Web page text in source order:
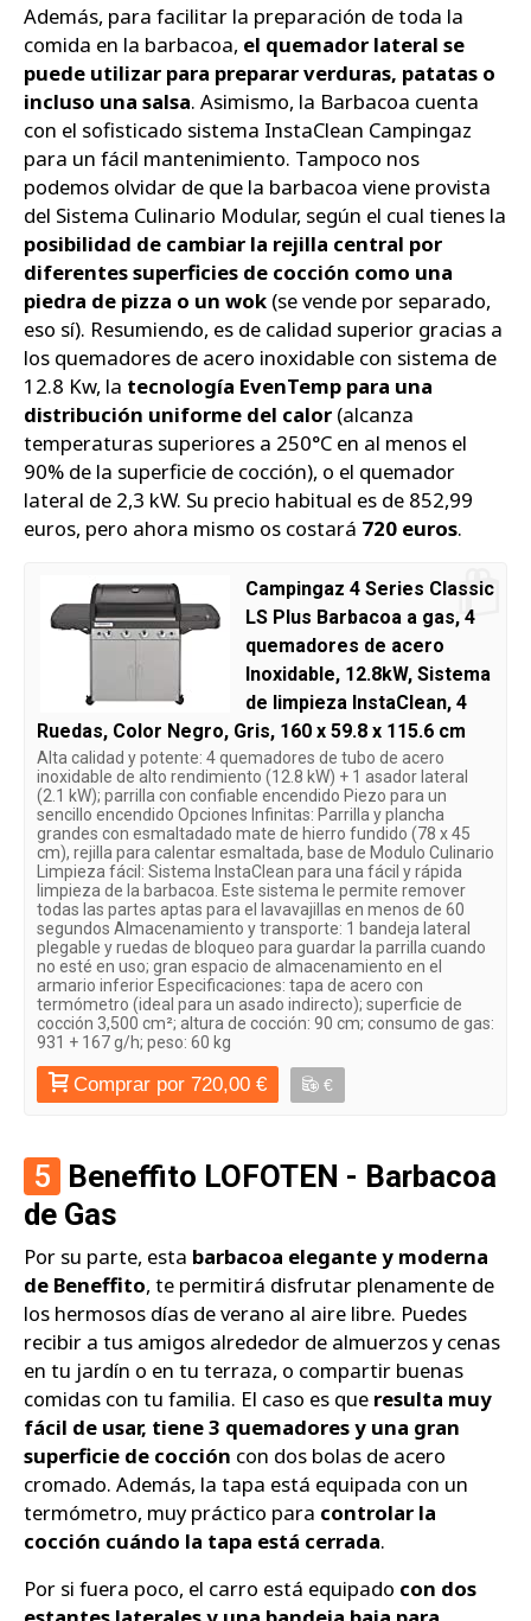
Además, para facilitar la preparación de toda la
comida en la barbacoa, el quemador lateral se
puede utilizar para preparar verduras, patatas o
incluso una salsa. Asimismo, la Barbacoa cuenta
con el sofisticado sistema InstaClean Campingaz
para un fácil mantenimiento. Tampoco nos
podemos olvidar de que la barbacoa viene provista
del Sistema Culinario Modular, según el cual tienes la
posibilidad de cambiar la rejilla central por
diferentes superficies de cocción como una
piedra de pizza o un wok (se vende por separado,
eso sí). Resumiendo, es de calidad superior gracias a
los quemadores de acero inoxidable con sistema de
12.8 Kw, la tecnología EvenTemp para una
distribución uniforme del calor (alcanza
temperaturas superiores a 250°C en al menos el
90% de la superficie de cocción), o el quemador
lateral de 2,3 kW. Su precio habitual es de 852,99
euros, pero ahora mismo os costará 720 euros.
Campingaz 4 Series Classic
LS Plus Barbacoa a gas, 4
quemadores de acero
Inoxidable, 12.8kW, Sistema
de limpieza InstaClean, 4
Ruedas, Color Negro, Gris, 160 x 59.8 x 115.6 cm
Alta calidad y potente: 4 quemadores de tubo de acero
inoxidable de alto rendimiento (12.8 kW) + 1 asador lateral
(2.1 kW); parrilla con confiable encendido Piezo para un
sencillo encendido Opciones Infinitas: Parrilla y plancha
grandes con esmaltadado mate de hierro fundido (78 x 45
cm), rejilla para calentar esmaltada, base de Modulo Culinario
Limpieza fácil: Sistema InstaClean para una fácil y rápida
limpieza de la barbacoa. Este sistema le permite remover
todas las partes aptas para el lavavajillas en menos de 60
segundos Almacenamiento y transporte: 1 bandeja lateral
plegable y ruedas de bloqueo para guardar la parrilla cuando
no esté en uso; gran espacio de almacenamiento en el
armario inferior Especificaciones: tapa de acero con
termómetro (ideal para un asado indirecto); superficie de
cocción 3,500 cm²; altura de cocción: 90 cm; consumo de gas:
931 + 167 g/h; peso: 60 kg
Comprar por 720,00 € €
5 Beneffito LOFOTEN - Barbacoa
de Gas
Por su parte, esta barbacoa elegante y moderna
de Beneffito, te permitirá disfrutar plenamente de
los hermosos días de verano al aire libre. Puedes
recibir a tus amigos alrededor de almuerzos y cenas
en tu jardín o en tu terraza, o compartir buenas
comidas con tu familia. El caso es que resulta muy
fácil de usar, tiene 3 quemadores y una gran
superficie de cocción con dos bolas de acero
cromado. Además, la tapa está equipada con un
termómetro, muy práctico para controlar la
cocción cuándo la tapa está cerrada.
Por si fuera poco, el carro está equipado con dos